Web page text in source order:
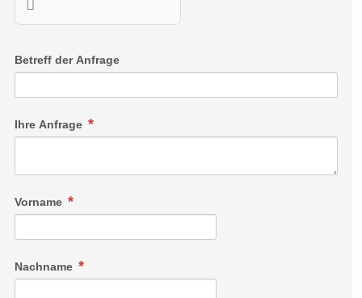
Grösse: ca. 30 m2
Betreff der Anfrage
Ihre Anfrage
Vorname
Nachname